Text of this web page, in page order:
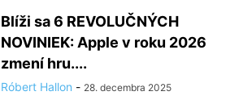
Blíži sa 6 REVOLUČNÝCH
NOVINIEK: Apple v roku 2026
zmení hru....
Róbert Hallon - 28. decembra 2025